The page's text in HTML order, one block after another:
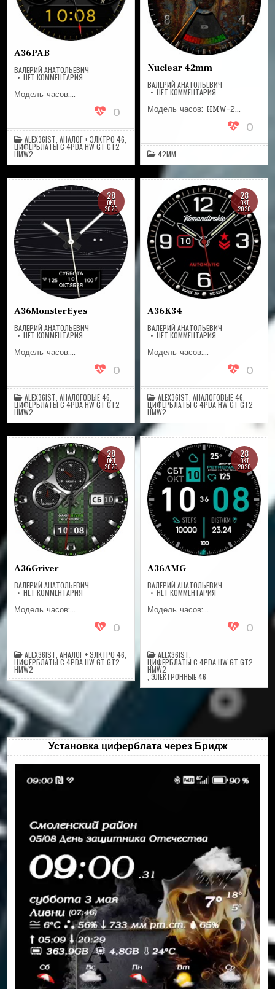
A36PAB
ВАЛЕРИЙ АНАТОЛЬЕВИЧ
НЕТ КОММЕНТАРИЯНА
Модель часов:…
0
ALEX36IST ,АНАЛОГ + ЭЛКТРО 46
ЦИФЕРБЛАТЫ С 4PDA HW GT GT2
HMW2
Nuclear 42mm
ВАЛЕРИЙ АНАТОЛЬЕВИЧ
НЕТ КОММЕНТАРИЯНА
42MM
Модель часов: HMW-2…
0
42MM
28
ОКТ
2020
A36MonsterEyes
ВАЛЕРИЙ АНАТОЛЬЕВИЧ
НЕТ КОММЕНТАРИЯНА
A36MONSTEREYES
Модель часов:…
0
ALEX36IST ,АНАЛОГОВЫЕ 46
ЦИФЕРБЛАТЫ С 4PDA HW GT GT2
HMW2
28
ОКТ
2020
A36K34
ВАЛЕРИЙ АНАТОЛЬЕВИЧ
НЕТ КОММЕНТАРИЯНА
Модель часов:…
0
ALEX36IST ,АНАЛОГОВЫЕ 46
ЦИФЕРБЛАТЫ С 4PDA HW GT GT2
HMW2
28
ОКТ
2020
A36Griver
ВАЛЕРИЙ АНАТОЛЬЕВИЧ
НЕТ КОММЕНТАРИЯНА
Модель часов:…
0
ALEX36IST ,АНАЛОГ + ЭЛКТРО 46
ЦИФЕРБЛАТЫ С 4PDA HW GT GT2
HMW2
28
ОКТ
2020
A36AMG
ВАЛЕРИЙ АНАТОЛЬЕВИЧ
НЕТ КОММЕНТАРИЯНА
Модель часов:…
0
ALEX36IST
ЦИФЕРБЛАТЫ С 4PDA HW GT GT2
HMW2
,ЭЛЕКТРОННЫЕ 46
Установка циферблата через Бридж